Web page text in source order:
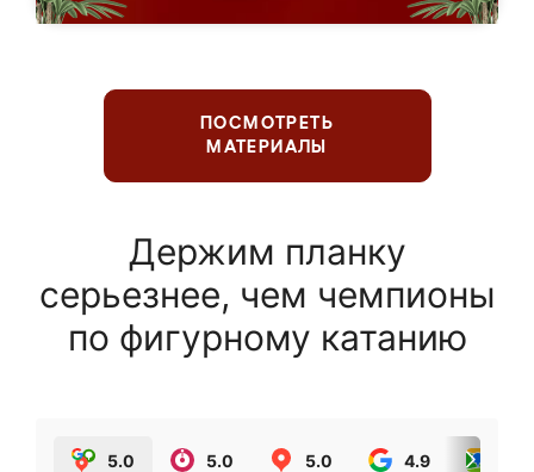
ПОСМОТРЕТЬ
МАТЕРИАЛЫ
Держим планку
серьезнее, чем чемпионы
по фигурному катанию
5.0 5.0 5.0 4.9